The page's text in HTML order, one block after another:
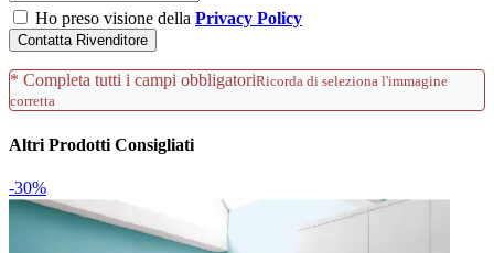
Ho preso visione della Privacy Policy
Contatta Rivenditore
* Completa tutti i campi obbligatoriRicorda di seleziona l'immagine
corretta
Altri Prodotti Consigliati
-30%